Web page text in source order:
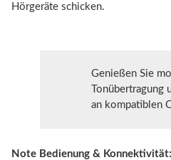
Hörgeräte schicken.
Genießen Sie
Tonübertragung
an kompatiblen
Note Bedienung & Konnektivität: